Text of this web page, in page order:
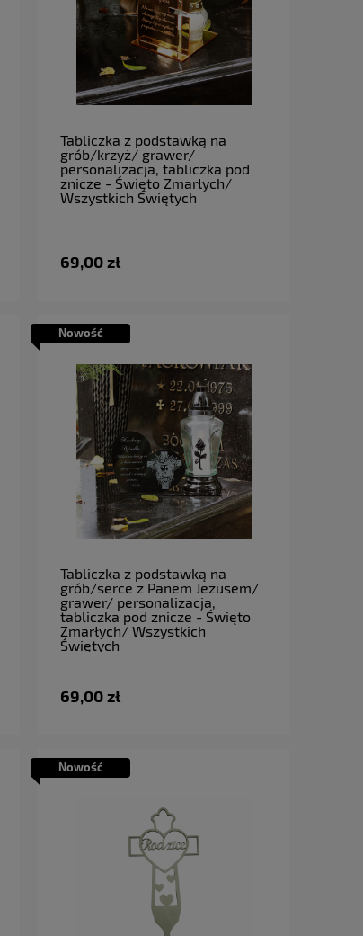
Tabliczka z podstawką na
grób/krzyż/ grawer/
personalizacja, tabliczka pod
znicze - Święto Zmarłych/
Wszystkich Świętych
69,00 zł
Tabliczka z podstawką na
grób/serce z Panem Jezusem/
grawer/ personalizacja,
tabliczka pod znicze - Święto
Zmarłych/ Wszystkich
Świętych
69,00 zł
Nowość
Nowość